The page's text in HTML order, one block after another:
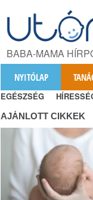
BABA-MAMA
NYITÓLAP
EGÉSZSÉG
AJÁNLOTT CIKKEK